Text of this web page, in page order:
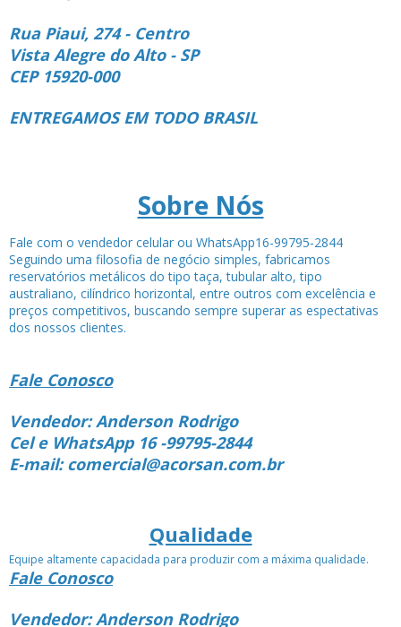
Rua Piaui, 274 - Centro
Vista Alegre do Alto - SP
CEP 15920-000
ENTREGAMOS EM TODO BRASIL
Sobre Nós
Fale com o vendedor celular ou WhatsApp16-99795-2844
Seguindo uma filosofia de negócio simples, fabricamos
reservatórios metálicos do tipo taça, tubular alto, tipo
australiano, cilíndrico horizontal, entre outros com excelência e
preços competitivos, buscando sempre superar as espectativas
dos nossos clientes.
Fale Conosco
Vendedor: Anderson Rodrigo
Cel e WhatsApp 16 -99795-2844
E-mail: comercial@acorsan.com.br
Qualidade
Equipe altamente capacidada para produzir com a máxima qualidade.
Fale Conosco
Vendedor: Anderson Rodrigo